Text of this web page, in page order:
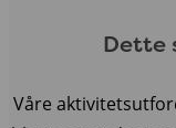
Dette
Våre